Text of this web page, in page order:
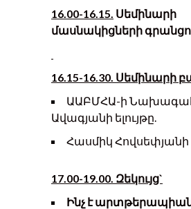
16.00-16.15. Սեմինարի
մասնակիցների
16.15-16.30. Սեմինարի
ԱԱԲՄՀԱ-ի
Ավագյանի ելույթը.
Հասմիկ Հովսեփյանի
1 7 00-1 9 .00. Զեկույց`
Ինչ է